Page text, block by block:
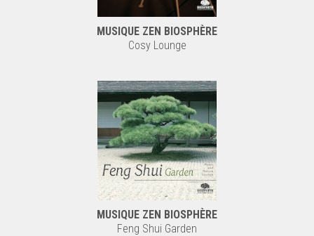
MUSIQUE ZEN BIOSPHÈRE
Cosy Lounge
MUSIQUE ZEN BIOSPHÈRE
Feng Shui Garden